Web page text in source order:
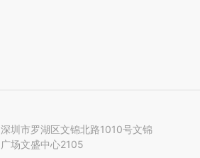
深圳市罗湖区文锦北路1010号文锦
广场文盛中心2105